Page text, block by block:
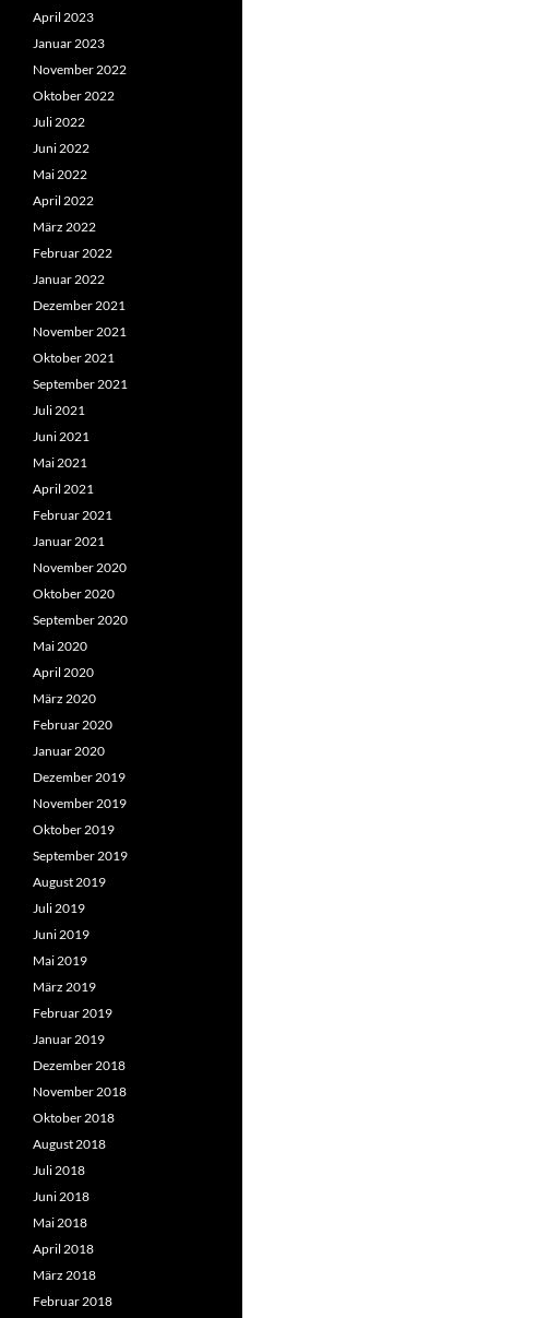
April 2023
Januar 2023
November 2022
Oktober 2022
Juli 2022
Juni 2022
Mai 2022
April 2022
März 2022
Februar 2022
Januar 2022
Dezember 2021
November 2021
Oktober 2021
September 2021
Juli 2021
Juni 2021
Mai 2021
April 2021
Februar 2021
Januar 2021
November 2020
Oktober 2020
September 2020
Mai 2020
April 2020
März 2020
Februar 2020
Januar 2020
Dezember 2019
November 2019
Oktober 2019
September 2019
August 2019
Juli 2019
Juni 2019
Mai 2019
März 2019
Februar 2019
Januar 2019
Dezember 2018
November 2018
Oktober 2018
August 2018
Juli 2018
Juni 2018
Mai 2018
April 2018
März 2018
Februar 2018